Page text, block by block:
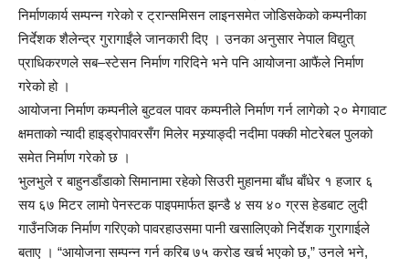
निर्माणकार्य सम्पन्न गरेको र ट्रान्समिसन लाइनसमेत जोडिसकेको कम्पनीका
निर्देशक शैलेन्द्र गुरागाईंले जानकारी दिए । उनका अनुसार नेपाल विद्युत्
प्राधिकरणले सब–स्टेसन निर्माण गरिदिने भने पनि आयोजना आफैंले निर्माण
गरेको हो ।
आयोजना निर्माण कम्पनीले बुटवल पावर कम्पनीले निर्माण गर्न लागेको २० मेगावाट
क्षमताको न्यादी हाइड्रोपावरसँग मिलेर मस्र्याङ्दी नदीमा पक्की मोटरेबल पुलको
समेत निर्माण गरेको छ ।
भुलभुले र बाहुनडाँडाको सिमानामा रहेको सिउरी मुहानमा बाँध बाँधेर १ हजार ६
सय ६७ मिटर लामो पेनस्टक पाइपमार्फत झन्डै ४ सय ४० ग्रस हेडबाट लुदी
गाउँनजिक निर्माण गरिएको पावरहाउसमा पानी खसालिएको निर्देशक गुरागाईले
बताए । “आयोजना सम्पन्न गर्न करिब ७५ करोड खर्च भएको छ,” उनले भने,